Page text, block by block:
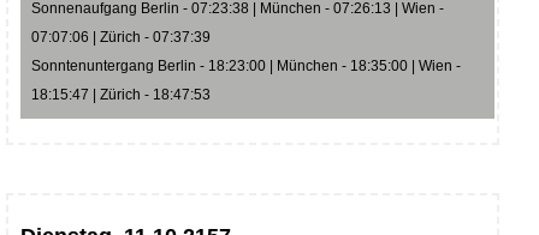
Sonnenaufgang Berlin - 07:23:38 | München - 07:26:13 | Wien -
07:07:06 | Zürich - 07:37:39
Sonntenuntergang Berlin - 18:23:00 | München - 18:35:00 | Wien -
18:15:47 | Zürich - 18:47:53